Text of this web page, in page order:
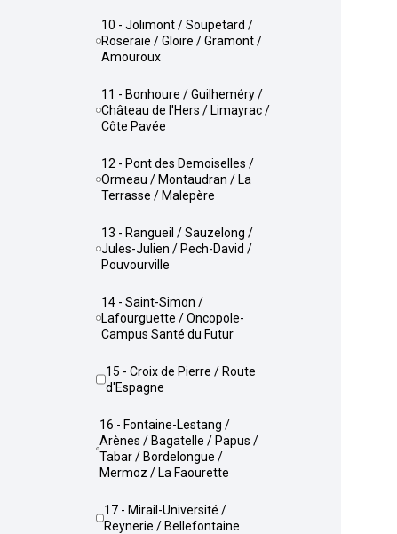
10 - Jolimont / Soupetard /
Roseraie / Gloire / Gramont /
Amouroux
11 - Bonhoure / Guilheméry /
Château de l'Hers / Limayrac /
Côte Pavée
12 - Pont des Demoiselles /
Ormeau / Montaudran / La
Terrasse / Malepère
13 - Rangueil / Sauzelong /
Jules-Julien / Pech-David /
Pouvourville
14 - Saint-Simon /
Lafourguette / Oncopole-
Campus Santé du Futur
15 - Croix de Pierre / Route
d'Espagne
16 - Fontaine-Lestang /
Arènes / Bagatelle / Papus /
Tabar / Bordelongue /
Mermoz / La Faourette
17 - Mirail-Université /
Reynerie / Bellefontaine